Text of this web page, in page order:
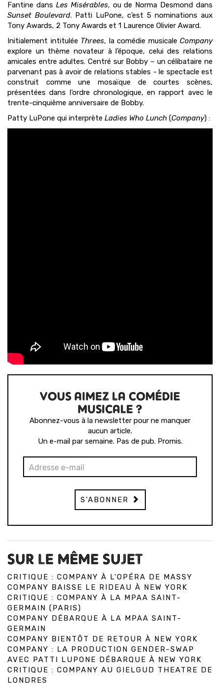
Fantine dans Les Misérables, ou de Norma Desmond dans
Sunset Boulevard. Patti LuPone, c’est 5 nominations aux
Tony Awards, 2 Tony Awards et 1 Laurence Olivier Award.
Initialement intitulée Threes, la comédie musicale Company
explore un thème novateur à l’époque, celui des relations
amicales entre adultes. Centré sur Bobby – un célibataire ne
parvenant pas à avoir de relations stables - le spectacle est
construit comme une mosaïque de courtes scènes,
présentées dans l’ordre chronologique, en rapport avec le
trente-cinquième anniversaire de Bobby.
Patty LuPone qui interprète Ladies Who Lunch (Company) :
VOUS AIMEZ LA COMÉDIE
MUSICALE ?
Abonnez-vous à la newsletter pour ne manquer
aucun article.
Un e-mail par semaine. Pas de pub. Promis.
S'ABONNER
SUR LE MÊME SUJET
CRITIQUE : COMPANY À L'OPÉRA DE MASSY
COMPANY BAISSE LE RIDEAU À NEW YORK
CRITIQUE : COMPANY À LA MPAA SAINT-
GERMAIN (PARIS)
COMPANY DÉBARQUE À LA MPAA SAINT-
GERMAIN
COMPANY BIENTÔT DE RETOUR À NEW YORK
COMPANY : LA PRODUCTION GENDER-SWAP
AVEC PATTI LUPONE DÉBARQUE À NEW YORK
CRITIQUE : COMPANY AU GIELGUD THEATRE DE
LONDRES